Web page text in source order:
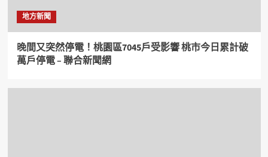
地方新聞
晚間又突然停電！桃園區7045戶受影響 桃市今日累計破
萬戶停電 – 聯合新聞網